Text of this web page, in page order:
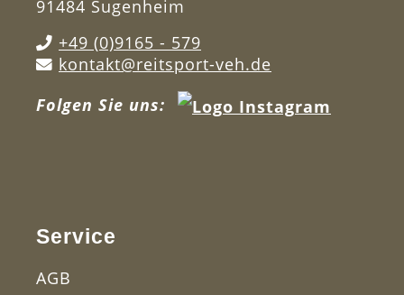
91484 Sugenheim
+49 (0)9165 - 579
kontakt@reitsport-veh.de
Folgen Sie uns:
Service
AGB